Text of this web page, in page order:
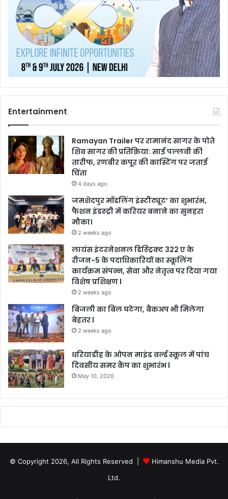
Entertainment
Ramayan Trailer पर रामानंद सागर के पोते
शिव सागर की प्रतिक्रिया: साई पल्लवी की
तारीफ, रणबीर कपूर की कास्टिंग पर जताई
चिंता
4 days ago
जमशेदपुर मॉडलिंग इंस्टीट्यूट’ का शुभारंभ,
फैशन इंडस्ट्री में करियर बनाने का सुनहरा
मौका।
2 weeks ago
लायंस इंटरनेशनल डिस्ट्रिक्ट 322 ए के
रीजन-5 के पदाधिकारियों का स्कूलिंग
कार्यक्रम संपन्न, सेवा और नेतृत्व पर दिया गया
विशेष प्रशिक्षण l
2 weeks ago
बिजली का बिल घटेगा, बैकअप भी मिलेगा
बेहतर l
2 weeks ago
धरियाडीह के ओपन माइंड वर्ल्ड स्कूल में पांच
दिवसीय समर कैंप का शुभारंभ l
May 10, 2026
© Copyright 2026, All Rights Reserved |
Himanshu Media Pvt.
Ltd.